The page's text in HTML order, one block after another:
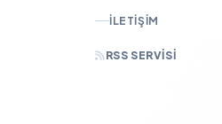
İLETIŞIM
RSS SERVISI